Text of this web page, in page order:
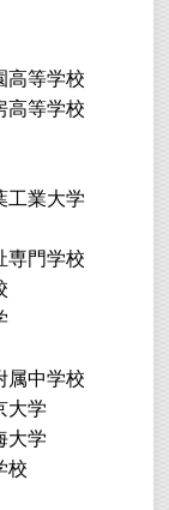
高等学校
高等学校
工業大学
専門学校
属中学校
大学
大学
校